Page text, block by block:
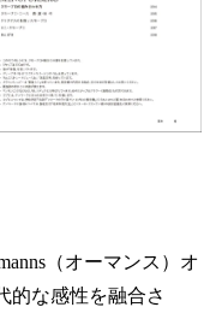
（オーマンス）オ
的な感性を融合さ